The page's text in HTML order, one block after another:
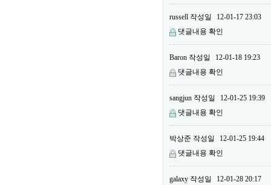
russell 작성일
12-01-17 23:03
댓글내용 확인
Baron 작성일
12-01-18 19:23
댓글내용 확인
sangjun 작성일
12-01-25 19:39
댓글내용 확인
박상준 작성일
12-01-25 19:44
댓글내용 확인
galaxy 작성일
12-01-28 20:17